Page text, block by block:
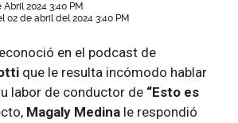
Abril 2024 3:40 PM
02 de abril del 2024 3:40 PM
en el podcast de
que le resulta incómodo hablar
labor de conductor de “Esto es
Magaly Medina le respondió